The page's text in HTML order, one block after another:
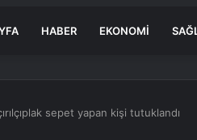
HABER EKONOMI
sepet yapan kişi tutuklandı